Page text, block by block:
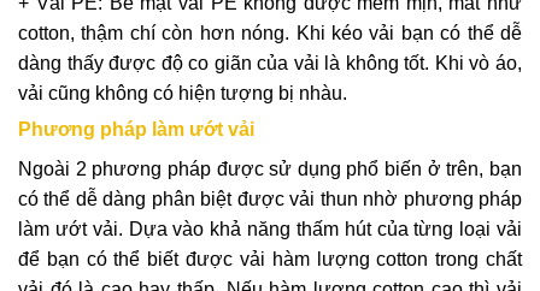
cotton, thậm chí còn hơn nóng. Khi kéo vải bạn có thể dễ
dàng thấy được độ co giãn của vải là không tốt. Khi vò áo,
vải cũng không có hiện tượng bị nhàu.
Phương pháp làm ướt vải
Ngoài 2 phương pháp được sử dụng phổ biến ở trên, bạn
có thể dễ dàng phân biệt được vải thun nhờ phương pháp
làm ướt vải. Dựa vào khả năng thấm hút của từng loại vải
để bạn có thể biết được vải hàm lượng cotton trong chất